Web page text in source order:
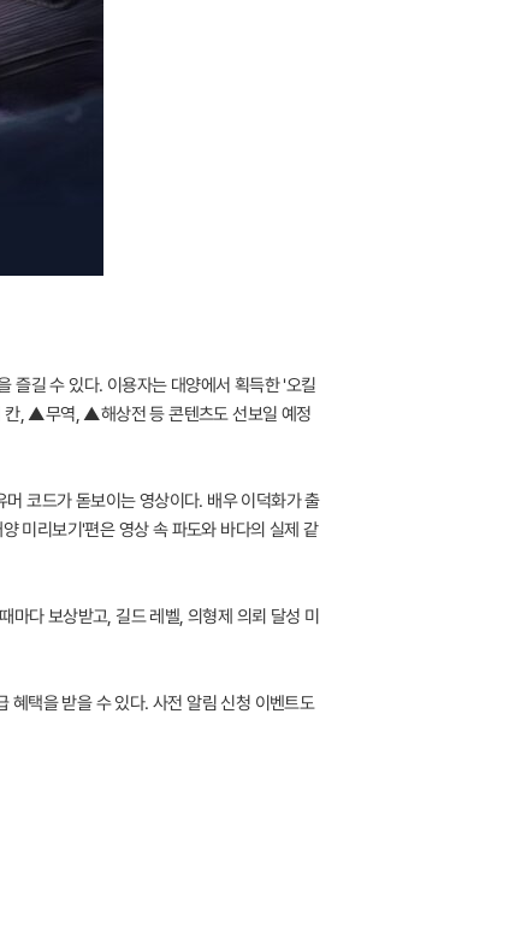
즐길 수 있다. 이용자는 대양에서 획득한 '오킬
칸, ▲무역, ▲해상전 등 콘텐츠도 선보일 예정
코드가 돋보이는 영상이다. 배우 이덕화가 출
미리보기'편은 영상 속 파도와 바다의 실제 같
다 보상받고, 길드 레벨, 의형제 의뢰 달성 미
혜택을 받을 수 있다. 사전 알림 신청 이벤트도